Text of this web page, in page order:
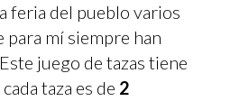
feria del pueblo varios
para mí siempre han
juego de tazas tiene
taza es de 2